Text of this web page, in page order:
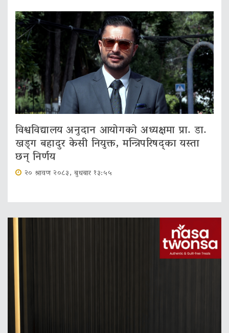
विश्वविद्यालय अनुदान आयोगको अध्यक्षमा प्रा. डा.
खड्ग बहादुर केसी नियुक्त, मन्त्रिपरिषद्का यस्ता
छन् निर्णय
२० श्रावण २०८३, बुधबार १३:५५